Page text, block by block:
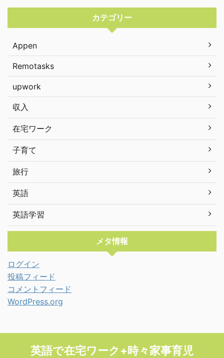
カテゴリー
Appen
Remotasks
upwork
収入
在宅ワーク
子育て
旅行
英語
英語学習
メタ情報
ログイン
投稿フィード
コメントフィード
WordPress.org
英語で在宅ワーク+時々家事育児